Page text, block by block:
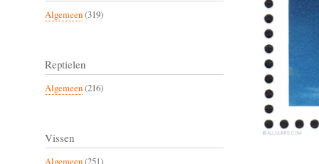
Algemeen(319)
Reptielen
Algemeen(216)
Vissen
Algemeen(251)